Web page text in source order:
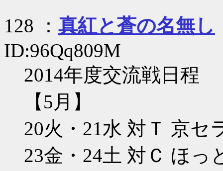
128 ： 真紅と蒼の名無し
ID:96Qq809M
2014年度交流戦日程
【5月】
20火・21水 対Ｔ 京セ
23金・24土 対Ｃ ほっ